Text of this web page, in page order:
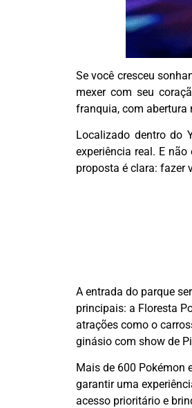
Se você cresceu
mexer com seu
franquia, com abertura
Localizado dentro do
experiência real. E
proposta é clara: fazer
A entrada do parque
principais: a Floresta
atrações como o
ginásio com show de
Mais de 600 Pokémon
garantir uma
acesso prioritário e